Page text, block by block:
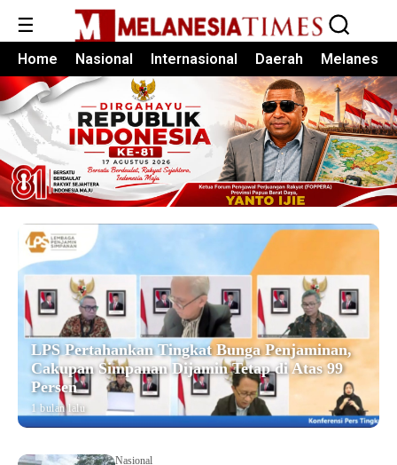
☰
Home Nasional Internasional Daerah Melanesia
LPS Pertahankan Tingkat Bunga Penjaminan,
Cakupan Simpanan Dijamin Tetap di Atas 99
Persen
1 bulan lalu
Nasional